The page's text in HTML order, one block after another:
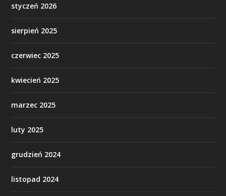
styczeń 2026
sierpień 2025
czerwiec 2025
kwiecień 2025
marzec 2025
luty 2025
grudzień 2024
listopad 2024